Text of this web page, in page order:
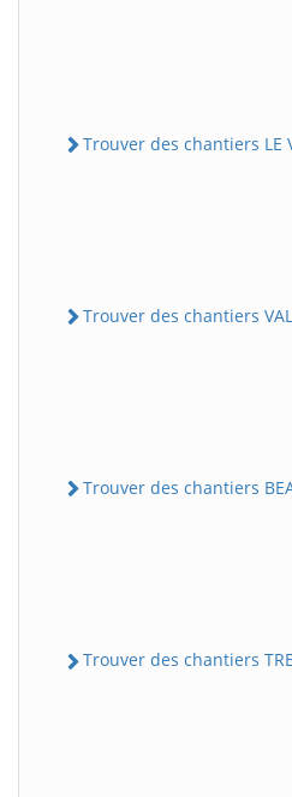
Trouver des chantiers LE
Trouver des chantiers
Trouver des chantiers
Trouver des chantiers